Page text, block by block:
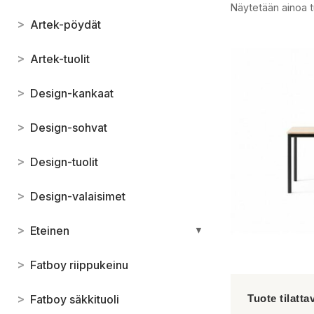
> Artek-pöydät
> Artek-tuolit
> Design-kankaat
> Design-sohvat
> Design-tuolit
> Design-valaisimet
> Eteinen ▼
> Fatboy riippukeinu
> Fatboy säkkituoli
Näytetään ainoa